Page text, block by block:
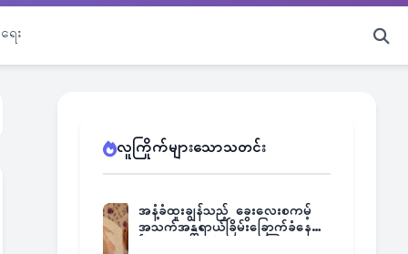
ေး
လူကြိုက်များသောသတင်း
အနံ့ခံထူးချွန်သည့် ခွေးလေးစကမ့်
အသက်အန္တရာယ်ခြိမ်းခြောက်ခံနေရ